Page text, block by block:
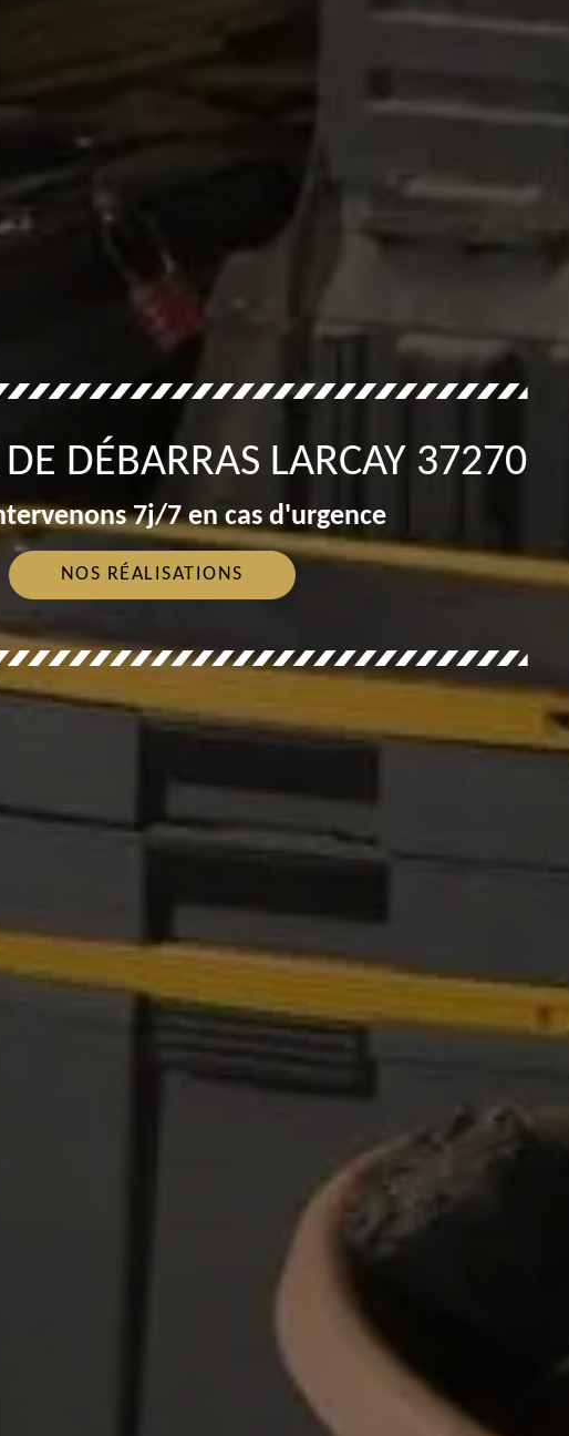
DE DÉBARRAS LARCAY 37270
7j/7 en cas d'urgence
NOS RÉALISATIONS